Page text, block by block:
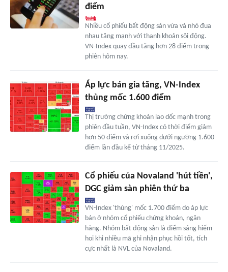
điểm
Nhiều cổ phiếu bất động sản vừa và nhỏ đua
nhau tăng mạnh với thanh khoản sôi động.
VN-Index quay đầu tăng hơn 28 điểm trong
phiên hôm nay.
Áp lực bán gia tăng, VN-Index
thủng mốc 1.600 điểm
Thị trường chứng khoán lao dốc mạnh trong
phiên đầu tuần, VN-Index có thời điểm giảm
hơn 50 điểm và rơi xuống dưới ngưỡng 1.600
điểm lần đầu kể từ tháng 11/2025.
Cổ phiếu của Novaland 'hút tiền',
DGC giảm sàn phiên thứ ba
VN-Index 'thủng' mốc 1.700 điểm do áp lực
bán ở nhóm cổ phiếu chứng khoán, ngân
hàng. Nhóm bất động sản là điểm sáng hiếm
hoi khi nhiều mã ghi nhận phục hồi tốt, tích
cực nhất là NVL của Novaland.